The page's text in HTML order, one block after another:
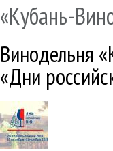
«Кубань-
Винодельня
«Дни